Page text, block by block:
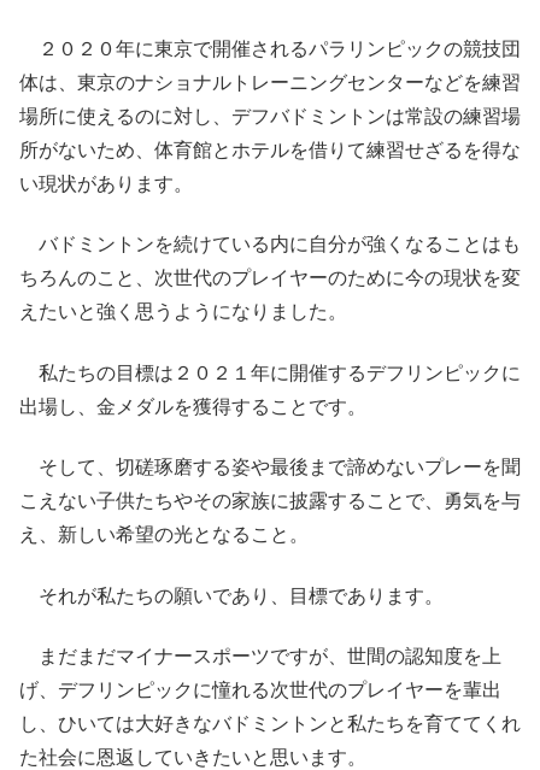
２０２０年に東京で開催されるパラリンピックの競技団
体は、東京のナショナルトレーニングセンターなどを練習
場所に使えるのに対し、デフバドミントンは常設の練習場
所がないため、体育館とホテルを借りて練習せざるを得な
い現状があります。
バドミントンを続けている内に自分が強くなることはも
ちろんのこと、次世代のプレイヤーのために今の現状を変
えたいと強く思うようになりました。
私たちの目標は２０２１年に開催するデフリンピックに
出場し、金メダルを獲得することです。
そして、切磋琢磨する姿や最後まで諦めないプレーを聞
こえない子供たちやその家族に披露することで、勇気を与
え、新しい希望の光となること。
それが私たちの願いであり、目標であります。
まだまだマイナースポーツですが、世間の認知度を上
げ、デフリンピックに憧れる次世代のプレイヤーを輩出
し、ひいては大好きなバドミントンと私たちを育ててくれ
た社会に恩返していきたいと思います。